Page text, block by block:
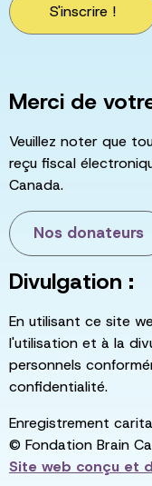
S'inscrire !
Merci de
Veuillez noter que
reçu fiscal
Canada.
Nos donateurs
Divulgation :
En utilisant ce site
l'utilisation et à la
personnels
confidentialité.
Enregistrement
© Fondation Brain
Site web conçu et